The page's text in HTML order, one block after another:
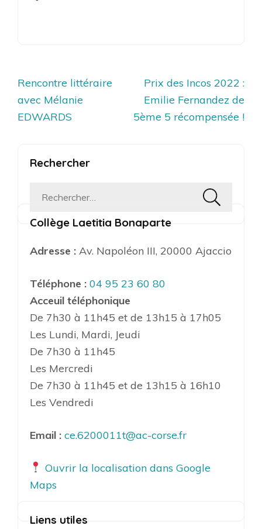
Navigation
de
l’article
Rencontre littéraire
avec Mélanie
EDWARDS
Prix des Incos 2022 :
Emilie Fernandez de
5ème 5 récompensée !
Rechercher
Rechercher :
Collège Laetitia Bonaparte
Adresse : Av. Napoléon III, 20000 Ajaccio
Téléphone : 04 95 23 60 80
Acceuil téléphonique
De 7h30 à 11h45 et de 13h15 à 17h05
Les Lundi, Mardi, Jeudi
De 7h30 à 11h45
Les Mercredi
De 7h30 à 11h45 et de 13h15 à 16h10
Les Vendredi
Email : ce.6200011t@ac-corse.fr
Ouvrir la localisation dans Google
Maps
Liens utiles